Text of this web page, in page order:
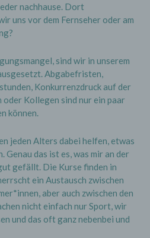
nachhause. Dort
uns vor dem Fernseher oder am
sind wir in unserem
Abgabefristen,
Konkurrenzdruck auf der
Kollegen sind nur ein paar
können.
jeden Alters dabei helfen, etwas
Genau das ist es, was mir an der
gefällt. Die Kurse finden in
ein Austausch zwischen
aber auch zwischen den
nicht einfach nur Sport, wir
und das oft ganz nebenbei und